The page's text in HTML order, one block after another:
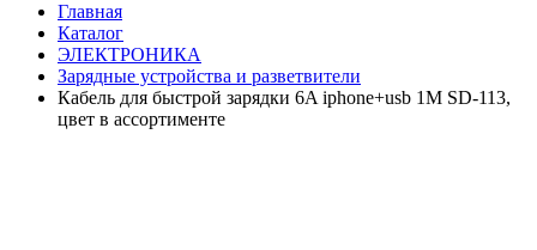
Главная
Каталог
ЭЛЕКТРОНИКА
Зарядные устройства и разветвители
Кабель для быстрой зарядки 6A iphone+usb 1M SD-113,
цвет в ассортименте